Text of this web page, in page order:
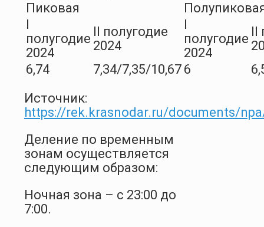
Пиковая
полугодие
2024
II полугодие
2024
полугодие
2024
6,74
7,34/7,35/10,67 6
Источник:
https://rek.krasnodar.ru/documents/
Деление по временным
зонам осуществляется
следующим образом:
Ночная зона – с 23:00 до
7:00.